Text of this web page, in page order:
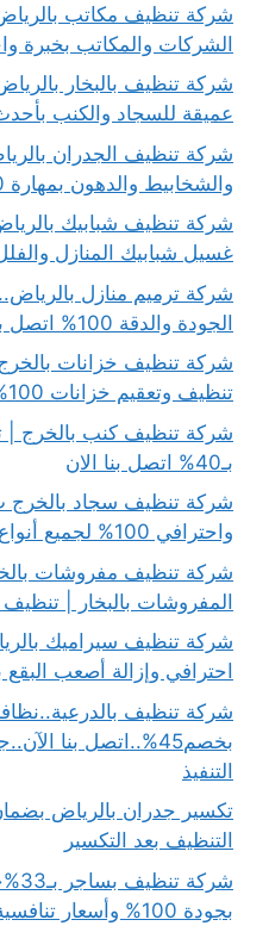
الشركات والمكاتب بخبرة
عميقة للسجاد والكنب
والشخابيط والدهون بمهارة 100% اتصل االن
غسيل شبابيك المنازل
الجودة والدقة 100% اتصل بنا الان
تنظيف وتعقيم خزانات 100%منزلية اتصل الان
شركة تنظيف كنب بالخرج |
بـ40% اتصل بنا الان
واحترافي 100% لجميع أنواع السجاد
المفروشات بالبخار | تنظيف
احترافي وإزالة أصعب البقع بجوده100%
شركة تنظيف بالدرعية..نظافة
بخصم45%..اتصل بنا
التنفيذ
التنظيف بعد التكسير
بجودة 100% وأسعار تنافسية